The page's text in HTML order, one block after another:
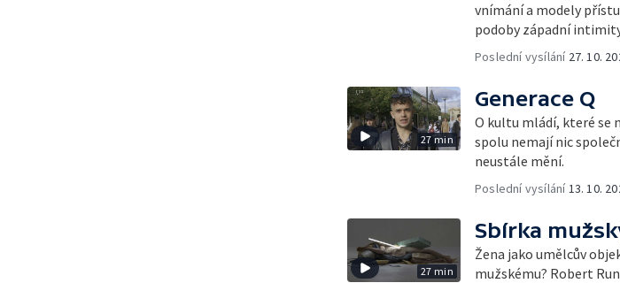
vnímání a modely
podoby západní
Poslední vysílání 27. 10.
27 min
Generace Q
O kultu mládí, které se
spolu nemají nic
neustále mění.
Poslední vysílání13. 10.
27 min
Sbírka
Žena jako umělcův
mužskému? Robert